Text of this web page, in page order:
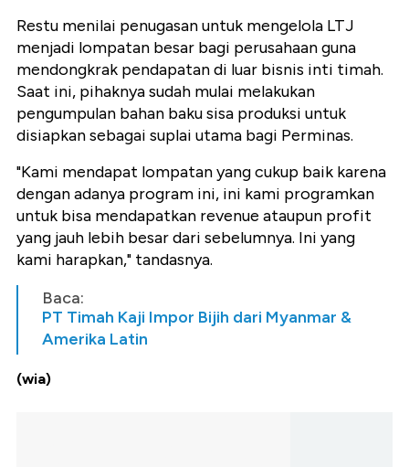
Restu menilai penugasan untuk mengelola LTJ
menjadi lompatan besar bagi perusahaan guna
mendongkrak pendapatan di luar bisnis inti timah.
Saat ini, pihaknya sudah mulai melakukan
pengumpulan bahan baku sisa produksi untuk
disiapkan sebagai suplai utama bagi Perminas.
"Kami mendapat lompatan yang cukup baik karena
dengan adanya program ini, ini kami programkan
untuk bisa mendapatkan revenue ataupun profit
yang jauh lebih besar dari sebelumnya. Ini yang
kami harapkan," tandasnya.
Baca:
PT Timah Kaji Impor Bijih dari Myanmar &
Amerika Latin
(wia)